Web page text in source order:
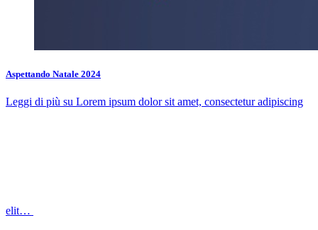
Aspettando Natale 2024
Leggi di più su Lorem ipsum dolor sit amet, consectetur adipiscing
elit…